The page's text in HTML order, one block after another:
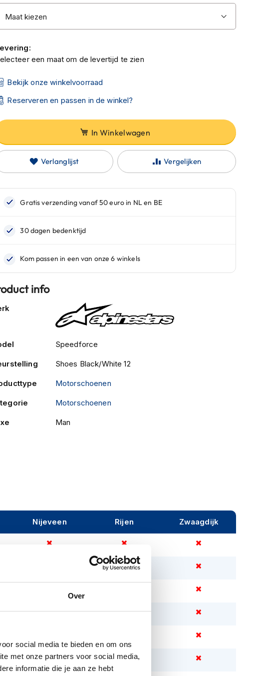
Over
social media te bieden en om ons
met onze partners voor social media,
informatie die je aan ze hebt
een maat om de levertijd te zien
Bekijk onze winkelvoorraad
Reserveren en passen in de winkel?
In Winkelwagen
Verlanglijst Vergelijken
info
Speedforce
Shoes Black/White 12
Motorschoenen
Motorschoenen
Man
Nijeveen Rijen Zwaagdijk